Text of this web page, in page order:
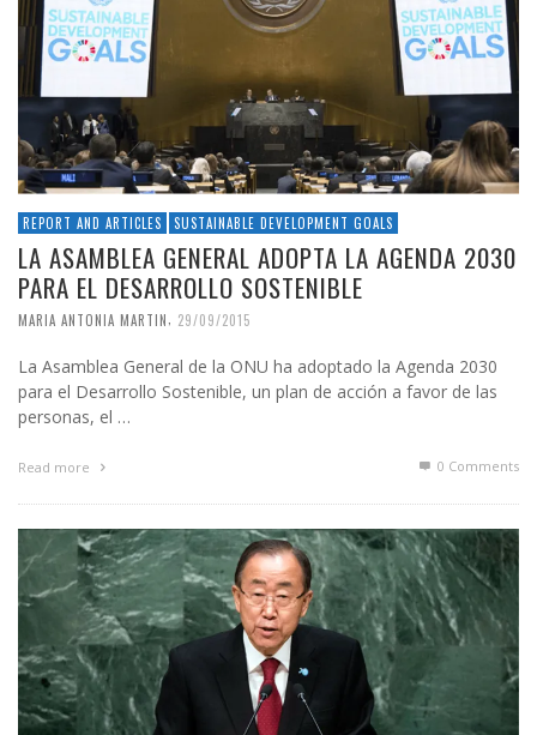
REPORT AND ARTICLES SUSTAINABLE DEVELOPMENT GOALS
LA ASAMBLEA GENERAL ADOPTA LA AGENDA 2030
PARA EL DESARROLLO SOSTENIBLE
MARIA ANTONIA MARTIN, 29/09/2015
La Asamblea General de la ONU ha adoptado la Agenda 2030
para el Desarrollo Sostenible, un plan de acción a favor de las
personas, el …
Read more 0 Comments